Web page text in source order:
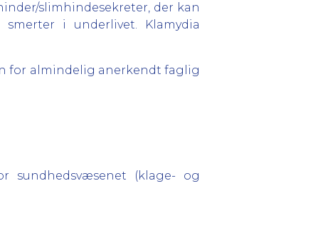
slimhindesekreter, der kan
i underlivet. Klamydia
for almindelig anerkendt faglig
sundhedsvæsenet (klage- og